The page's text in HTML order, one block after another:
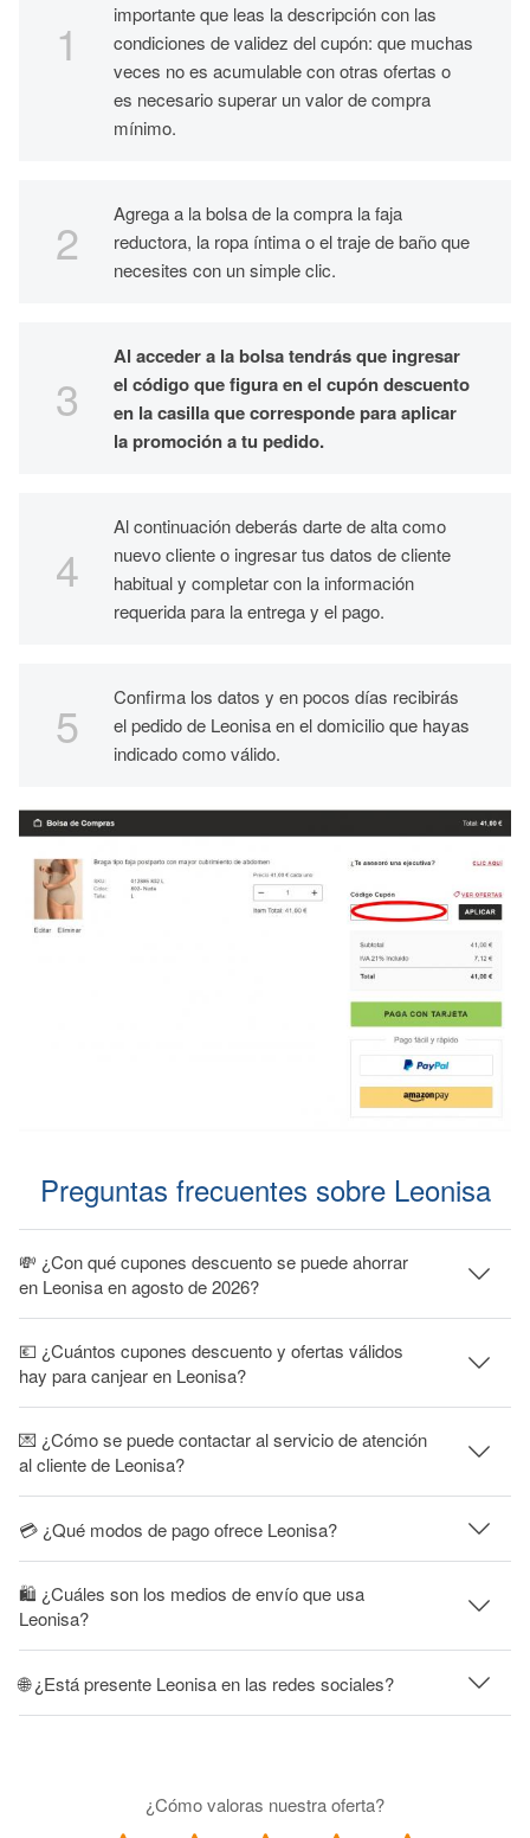
importante que leas la descripción con las
condiciones de validez del cupón: que muchas
veces no es acumulable con otras ofertas o
es necesario superar un valor de compra
mínimo.
Agrega a la bolsa de la compra la faja
reductora, la ropa íntima o el traje de baño que
necesites con un simple clic.
Al acceder a la bolsa tendrás que ingresar
el código que figura en el cupón descuento
en la casilla que corresponde para aplicar
la promoción a tu pedido.
Al continuación deberás darte de alta como
nuevo cliente o ingresar tus datos de cliente
habitual y completar con la información
requerida para la entrega y el pago.
Confirma los datos y en pocos días recibirás
el pedido de Leonisa en el domicilio que hayas
indicado como válido.
Preguntas frecuentes sobre Leonisa
💸 ¿Con qué cupones descuento se puede ahorrar
en Leonisa en agosto de 2026?
💶 ¿Cuántos cupones descuento y ofertas válidos
hay para canjear en Leonisa?
💌 ¿Cómo se puede contactar al servicio de atención
al cliente de Leonisa?
💳 ¿Qué modos de pago ofrece Leonisa?
🛍 ¿Cuáles son los medios de envío que usa
Leonisa?
🌐 ¿Está presente Leonisa en las redes sociales?
¿Cómo valoras nuestra oferta?